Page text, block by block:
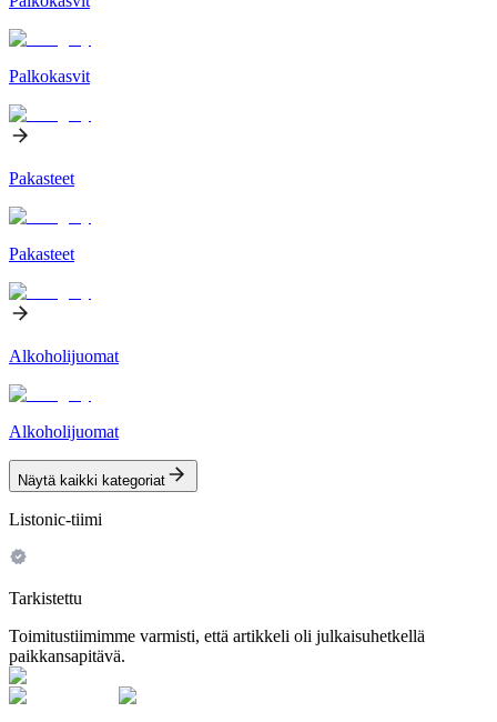
Palkokasvit
Pakasteet
Pakasteet
Alkoholijuomat
Alkoholijuomat
Näytä kaikki kategoriat
Listonic-tiimi
Tarkistettu
Toimitustiimimme varmisti, että artikkeli oli julkaisuhetkellä
paikkansapitävä.